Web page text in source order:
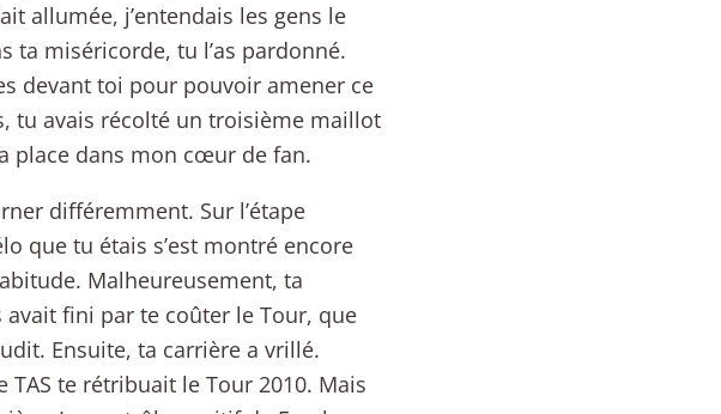
allumée, j’entendais les gens le
ta miséricorde, tu l’as pardonné.
devant toi pour pouvoir amener ce
tu avais récolté un troisième maillot
place dans mon cœur de fan.
différemment. Sur l’étape
que tu étais s’est montré encore
Malheureusement, ta
fini par te coûter le Tour, que
Ensuite, ta carrière a vrillé.
TAS te rétribuait le Tour 2010. Mais